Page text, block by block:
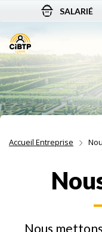
Aller au
Aller à la
Aller à laSALARIÉ
Accueil Entreprise
Nous